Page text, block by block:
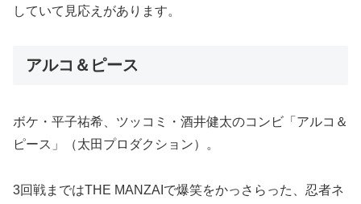
していて見応えがあります。
アルコ＆ピース
ボケ・平子祐希、ツッコミ・酒井健太のコンビ「アルコ＆
ピース」（太田プロダクション）。
3回戦まではTHE MANZAIで爆笑をかっさらった、忍者ネ